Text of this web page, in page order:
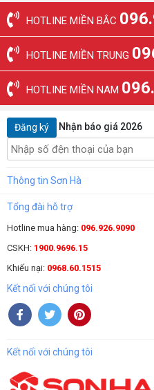
HOTLINE MIỀN BẮC
HOTLINE MIỀN TRUNG
HOTLINE MIỀN NAM
Đăng ký Nhận báo giá 2026
Thông tin Sơn Hà
Tổng đài hỗ trợ
Hotline mua hàng: 096.926.9090
CSKH: 1900.9696.15
Khiếu nại: 0968.60.1515
Kết nối với chúng tôi
Kết nối với chúng tôi